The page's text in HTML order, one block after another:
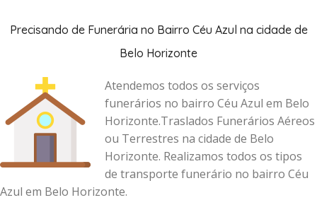
Precisando de Funerária no Bairro Céu Azul na cidade de
Belo Horizonte
Atendemos todos os serviços
funerários no bairro Céu Azul em Belo
Horizonte.Traslados Funerários Aéreos
ou Terrestres na cidade de Belo
Horizonte. Realizamos todos os tipos
de transporte funerário no bairro Céu
Azul em Belo Horizonte.